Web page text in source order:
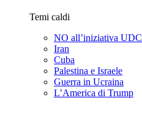
Temi caldi
NO all’iniziativa UDC
Iran
Cuba
Palestina e Israele
Guerra in Ucraina
L’America di Trump